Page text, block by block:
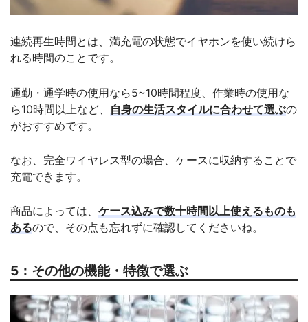
連続再生時間とは、満充電の状態でイヤホンを使い続けら
れる時間のことです。
通勤・通学時の使用なら5~10時間程度、作業時の使用な
ら10時間以上など、 自身の生活スタイルに合わせて選ぶの
がおすすめです。
なお、完全ワイヤレス型の場合、ケースに収納することで
充電できます。
商品によっては、 ケース込みで数十時間以上使えるものも
あるので、その点も忘れずに確認してくださいね。
5：その他の機能・特徴で選ぶ